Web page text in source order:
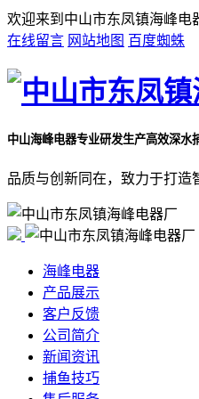
欢迎来到中山市东凤镇海峰电
在线留言 网站地图 百度蜘蛛
中山海峰电器专业研发生产高效深水
品质与创新同在，致力于打
海峰电器
产品展示
客户反馈
公司简介
新闻资讯
捕鱼技巧